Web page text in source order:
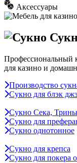
Аксессуары
Профессиональный
для казино и
Производство
Сукно для блэк
Сукно Сека,
Сукно для
Сукно однотонное
Сукно для крепса
Сукно для покера